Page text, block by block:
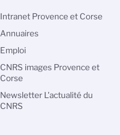
Intranet Provence et Corse
Annuaires
Emploi
CNRS images Provence et
Corse
Newsletter L'actualité du
CNRS